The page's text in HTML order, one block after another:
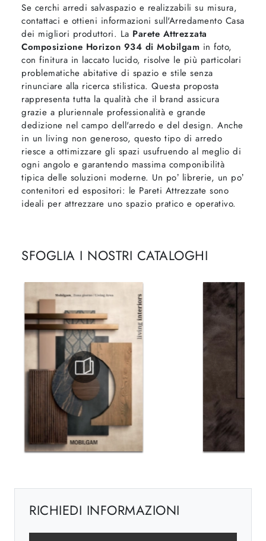
Se cerchi arredi salvaspazio e realizzabili su misura,
contattaci e ottieni informazioni sull'Arredamento Casa
dei migliori produttori. La Parete Attrezzata
Composizione Horizon 934 di Mobilgam in foto,
con finitura in laccato lucido, risolve le più particolari
problematiche abitative di spazio e stile senza
rinunciare alla ricerca stilistica. Questa proposta
rappresenta tutta la qualità che il brand assicura
grazie a pluriennale professionalità e grande
dedizione nel campo dell'arredo e del design. Anche
in un living non generoso, questo tipo di arredo
riesce a ottimizzare gli spazi usufruendo al meglio di
ogni angolo e garantendo massima componibilità
tipica delle soluzioni moderne. Un po’ librerie, un po’
contenitori ed espositori: le Pareti Attrezzate sono
ideali per attrezzare uno spazio pratico e operativo.
SFOGLIA I NOSTRI CATALOGHI
RICHIEDI INFORMAZIONI